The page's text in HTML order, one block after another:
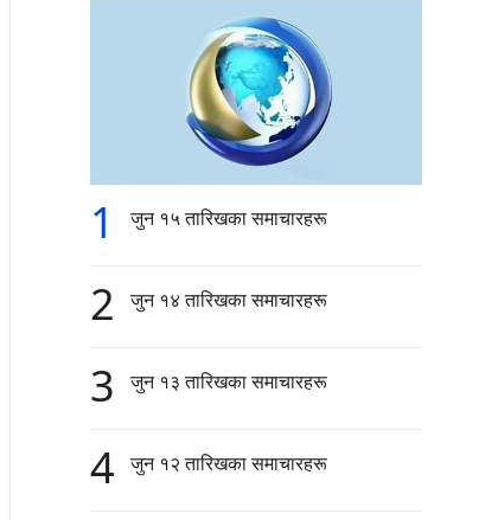
1 जुन १५ तारिखका समाचारहरू
2 जुन १४ तारिखका समाचारहरू
3 जुन १३ तारिखका समाचारहरू
4 जुन १२ तारिखका समाचारहरू